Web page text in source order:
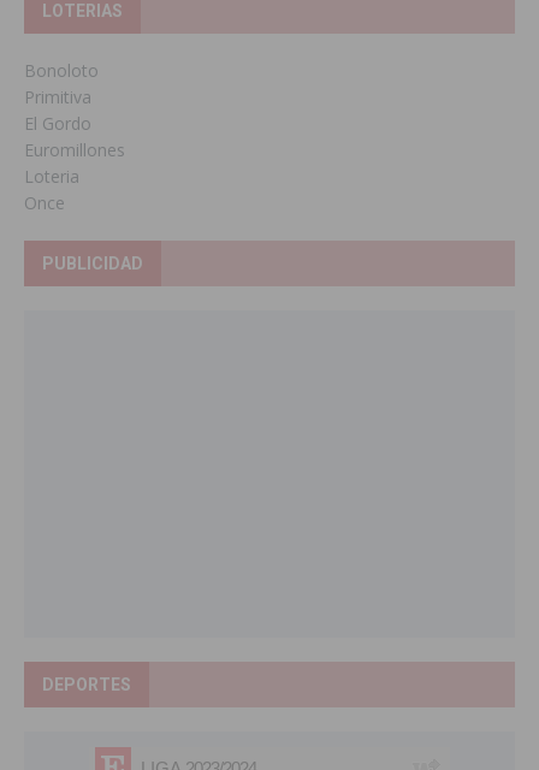
LOTERIAS
Bonoloto
Primitiva
El Gordo
Euromillones
Loteria
Once
PUBLICIDAD
DEPORTES